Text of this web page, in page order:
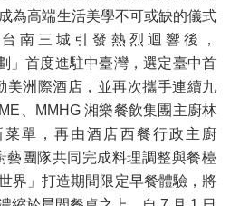
為高端生活美學不可或缺的儀式
南三城引發熱烈迴響後，
」首度進駐中臺灣，選定臺中首
美洲際酒店，並再次攜手連續九
、MMHG 湘樂餐飲集團主廚林
菜單，再由酒店西餐行政主廚
藝團隊共同完成料理調整與餐檯
界」打造期間限定早餐體驗，將